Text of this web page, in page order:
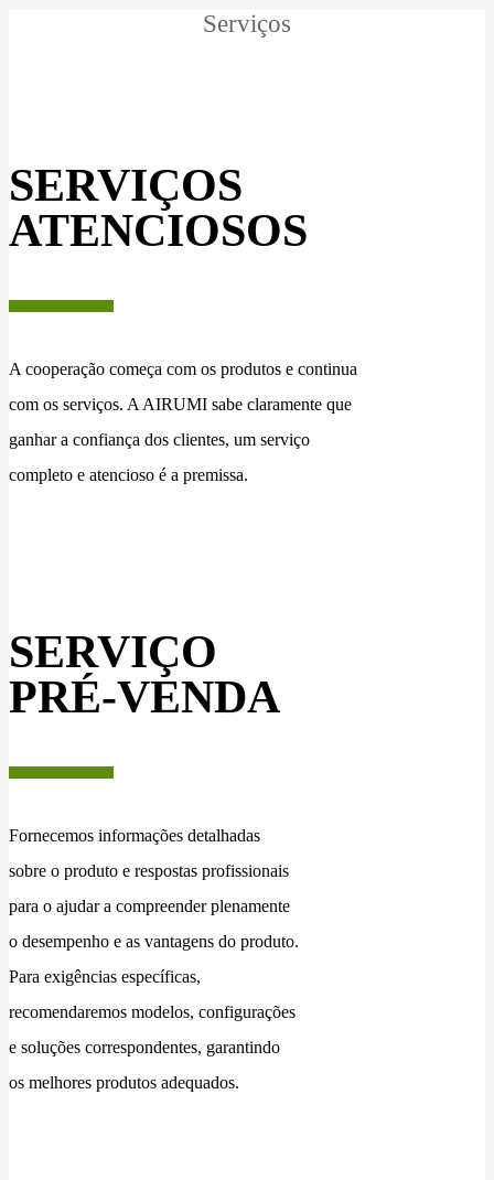
Serviços
SERVIÇOS
ATENCIOSOS
A cooperação começa com os produtos e continua
com os serviços. A AIRUMI sabe claramente que
ganhar a confiança dos clientes, um serviço
completo e atencioso é a premissa.
SERVIÇO
PRÉ-VENDA
Fornecemos informações detalhadas
sobre o produto e respostas profissionais
para o ajudar a compreender plenamente
o desempenho e as vantagens do produto.
Para exigências específicas,
recomendaremos modelos, configurações
e soluções correspondentes, garantindo
os melhores produtos adequados.